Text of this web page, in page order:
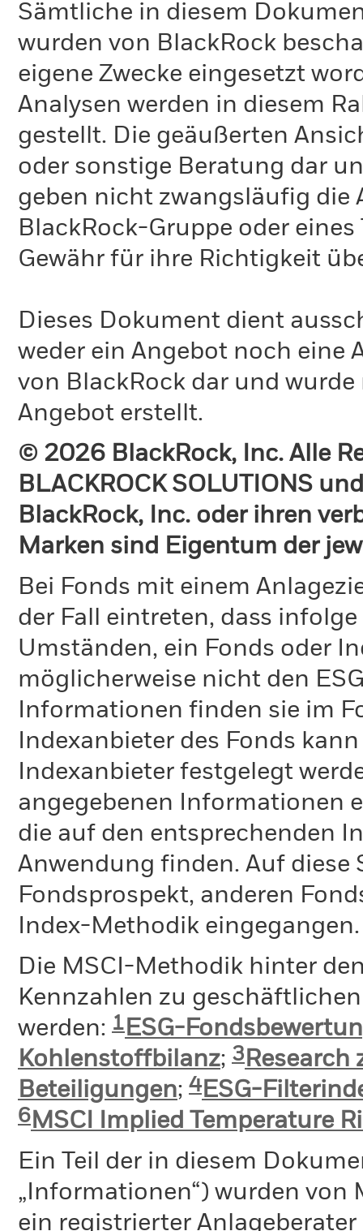
Sämtliche in diesem
wurden von BlackRock
eigene Zwecke eingesetzt
Analysen werden in diesem
gestellt. Die geäußerten
oder sonstige Beratung dar
geben nicht zwangsläufig die
BlackRock-Gruppe oder
Gewähr für ihre Richtigkeit
Dieses Dokument dient
weder ein Angebot noch eine
von BlackRock dar und
Angebot erstellt.
© 2026 BlackRock, Inc. Alle
BLACKROCK SOLUTIONS
BlackRock, Inc. oder ihren
Marken sind Eigentum der
Bei Fonds mit einem
der Fall eintreten, dass
Umständen, ein Fonds oder
möglicherweise nicht den
Informationen finden sie im
Indexanbieter des Fonds
Indexanbieter festgelegt
angegebenen Informationen
die auf den entsprechenden
Anwendung finden. Auf diese
Fondsprospekt, anderen
Index-Methodik eingegangen.
Die MSCI-Methodik hinter
Kennzahlen zu
werden: 1ESG-
Kohlenstoffbilanz; 3
Beteiligungen; 4ESG-
6MSCI Implied Temperature
Ein Teil der in diesem
„Informationen“) wurden von
ein registrierter